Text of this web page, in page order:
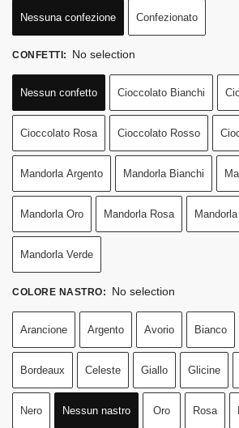
Nessuna confezione Confezionato
CONFETTI: No selection
Nessun confetto Cioccolato Bianchi
Cioccolato Rosa Cioccolato Rosso
Mandorla Argento Mandorla Bianchi
Mandorla Oro Mandorla Rosa
Mandorla Verde
COLORE NASTRO: No selection
Arancione Argento Avorio Bianco
Bordeaux Celeste Giallo Glicine
Nero Nessun nastro Oro Rosa